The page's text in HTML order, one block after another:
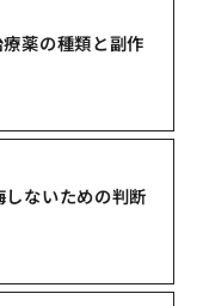
薬の種類と副作
ないための判断